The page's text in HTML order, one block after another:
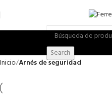
Search
Inicio Arnés de seguridad